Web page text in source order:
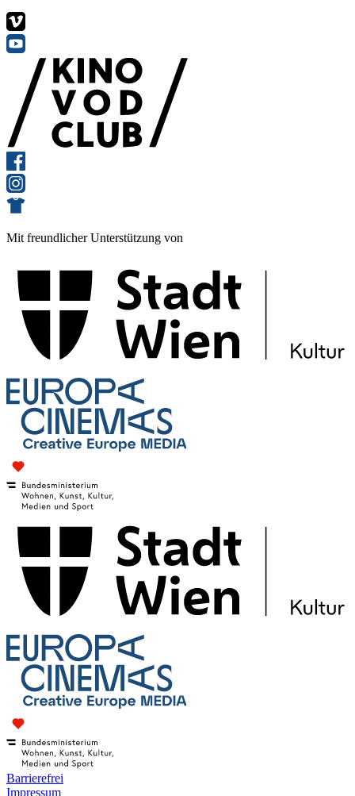
Mit freundlicher Unterstützung von
Barrierefrei
Impressum